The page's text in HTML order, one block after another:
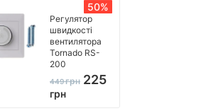
50%
Регулятор
швидкості
вентилятора
Tornado RS-
200
449грн 225
грн